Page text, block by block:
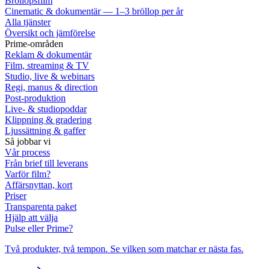
Cinematic & dokumentär — 1–3 bröllop per år
Alla tjänster
Översikt och jämförelse
Prime-områden
Reklam & dokumentär
Film, streaming & TV
Studio, live & webinars
Regi, manus & direction
Post-produktion
Live- & studiopoddar
Klippning & gradering
Ljussättning & gaffer
Så jobbar vi
Vår process
Från brief till leverans
Varför film?
Affärsnyttan, kort
Priser
Transparenta paket
Hjälp att välja
Pulse eller Prime?
Två produkter, två tempon. Se vilken som matchar er nästa fas.